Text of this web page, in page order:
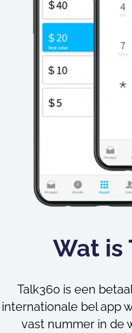
Wat is
Talk360 is een
internationale bel app
vast nummer in de